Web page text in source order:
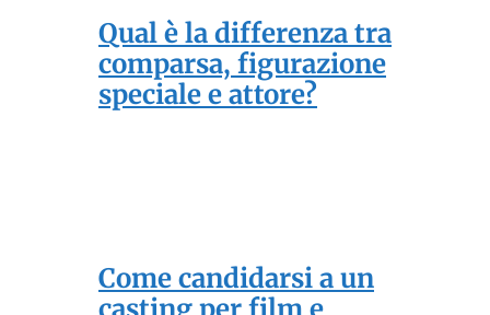
Qual è la differenza tra
comparsa, figurazione
speciale e attore?
Come candidarsi a un